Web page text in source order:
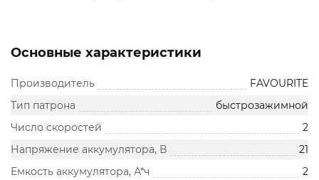
Основные характеристики
Производитель
FAVOURITE
Тип патрона
быстрозажимной
Число скоростей
2
Напряжение аккумулятора, В
21
Емкость аккумулятора, А*ч
2